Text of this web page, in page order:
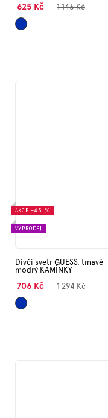
625 Kč 1 146 Kč
Tmavě
AKCE –45 %
VÝPRODEJ
Dívčí svetr GUESS, tmavě
modrý KAMÍNKY
706 Kč 1 294 Kč
Tmavě